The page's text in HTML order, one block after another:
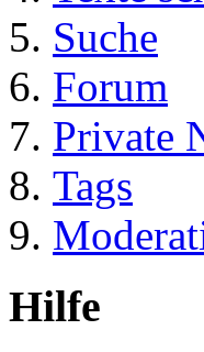
Suche
Forum
Private
Tags
Hilfe